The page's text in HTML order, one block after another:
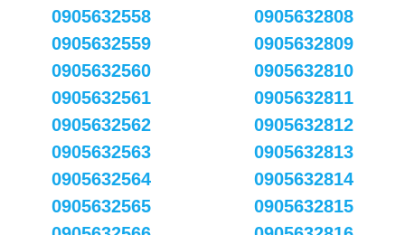
0905632558
0905632559
0905632560
0905632561
0905632562
0905632563
0905632564
0905632565
0905632808
0905632809
0905632810
0905632811
0905632812
0905632813
0905632814
0905632815